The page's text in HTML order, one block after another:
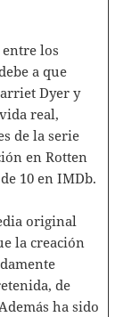
los
a que
Dyer y
real,
de la serie
en Rotten
10 en IMDb.
original
la creación
de
ha sido